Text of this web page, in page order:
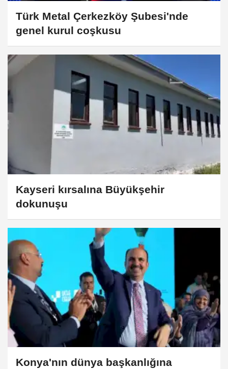
Türk Metal Çerkezköy Şubesi'nde
genel kurul coşkusu
Kayseri kırsalına Büyükşehir
dokunuşu
Konya'nın dünya başkanlığına